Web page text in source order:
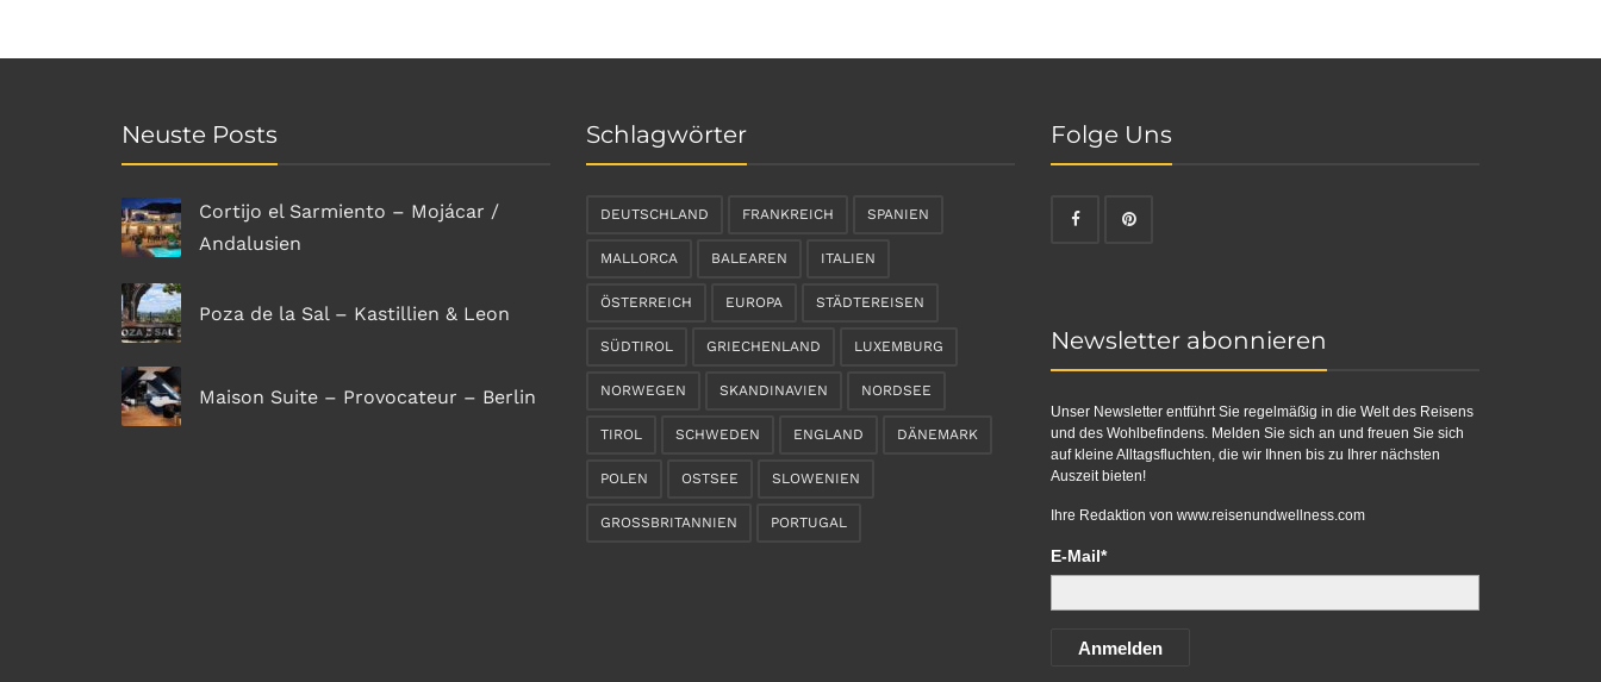
Neuste Posts
Cortijo el Sarmiento – Mojácar /
Andalusien
Poza de la Sal – Kastillien & Leon
Maison Suite – Provocateur – Berlin
Schlagwörter
DEUTSCHLAND FRANKREICH SPANIEN
MALLORCA BALEAREN ITALIEN
ÖSTERREICH EUROPA STÄDTEREISEN
SÜDTIROL GRIECHENLAND LUXEMBURG
NORWEGEN SKANDINAVIEN NORDSEE
TIROL SCHWEDEN ENGLAND DÄNEMARK
POLEN OSTSEE SLOWENIEN
GROSSBRITANNIEN PORTUGAL
Folge Uns
Newsletter abonnieren
Unser Newsletter entführt Sie regelmäßig in die Welt des Reisens
und des Wohlbefindens. Melden Sie sich an und freuen Sie sich
auf kleine Alltagsfluchten, die wir Ihnen bis zu Ihrer nächsten
Auszeit bieten!
Ihre Redaktion von www.reisenundwellness.com
E-Mail*
Anmelden